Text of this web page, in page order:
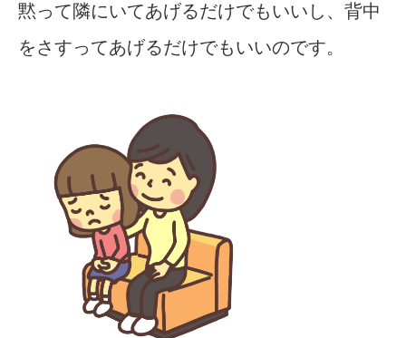
黙って隣にいてあげるだけでもいいし、背中
をさすってあげるだけでもいいのです。